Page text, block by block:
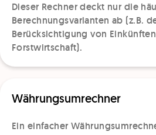
Dieser Rechner deckt nur die
Berechnungsvarianten ab (z.B.
Berücksichtigung von
Forstwirtschaft).
Währungsumrechner
Ein einfacher